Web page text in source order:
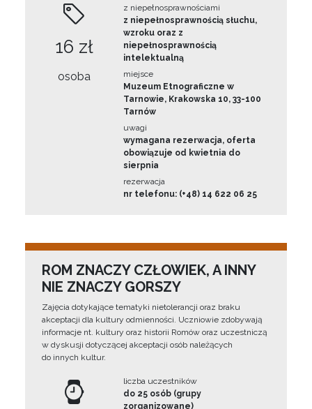
16 zł
osoba
z niepełnosprawnościami
z niepełnosprawnością słuchu,
wzroku oraz z
niepełnosprawnością
intelektualną
miejsce
Muzeum Etnograficzne w
Tarnowie, Krakowska 10, 33-100
Tarnów
uwagi
wymagana rezerwacja, oferta
obowiązuje od kwietnia do
sierpnia
rezerwacja
nr telefonu: (+48) 14 622 06 25
ROM ZNACZY CZŁOWIEK, A INNY
NIE ZNACZY GORSZY
Zajęcia dotykające tematyki nietolerancji oraz braku
akceptacji dla kultury odmienności. Uczniowie zdobywają
informacje nt. kultury oraz historii Romów oraz uczestniczą
w dyskusji dotyczącej akceptacji osób należących
do innych kultur.
liczba uczestników
do 25 osób (grupy
zorganizowane)